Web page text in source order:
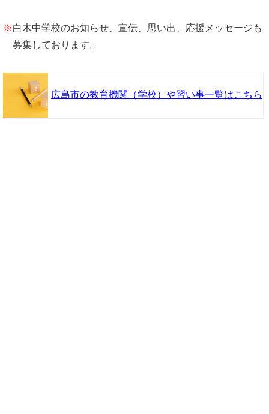
※白木中学校のお知らせ、宣伝、思い出、応援メッセージも
募集しております。
広島市の教育機関（学校）や習い事一覧はこちら